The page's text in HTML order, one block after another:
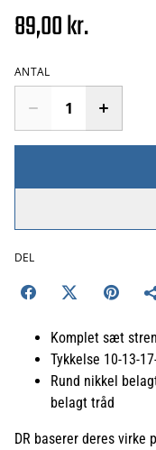
89,00 kr.
ANTAL
DEL
Komplet sæt
Tykkelse 10-13-
Rund nikkel
belagt tråd
DR baserer deres